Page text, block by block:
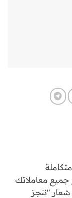
معاملاتك
"ننجز